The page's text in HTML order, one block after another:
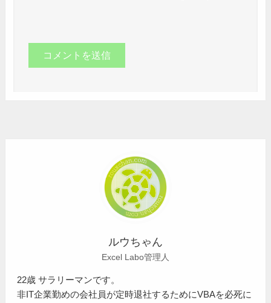
ルウちゃん
Excel Labo管理人
22歳 サラリーマンです。
非IT企業勤めの会社員が定時退社するためにVBAを必死に